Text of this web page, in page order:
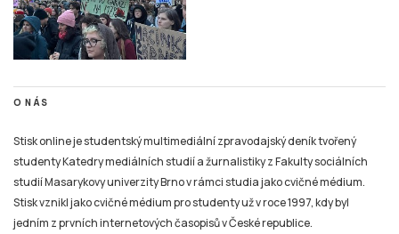
O NÁS
Stisk online je studentský multimediální zpravodajský deník tvořený
studenty Katedry mediálních studií a žurnalistiky z Fakulty sociálních
studií Masarykovy univerzity Brno v rámci studia jako cvičné médium.
Stisk vznikl jako cvičné médium pro studenty už v roce 1997, kdy byl
jedním z prvních internetových časopisů v České republice.